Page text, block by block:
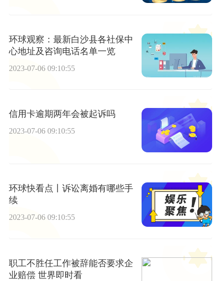
环球观察：最新白沙县各社保中
心地址及咨询电话名单一览
2023-07-06 09:10:55
信用卡逾期两年会被起诉吗
2023-07-06 09:10:55
环球快看点丨诉讼离婚有哪些手
续
2023-07-06 09:10:55
职工不胜任工作被辞能否要求企
业赔偿 世界即时看